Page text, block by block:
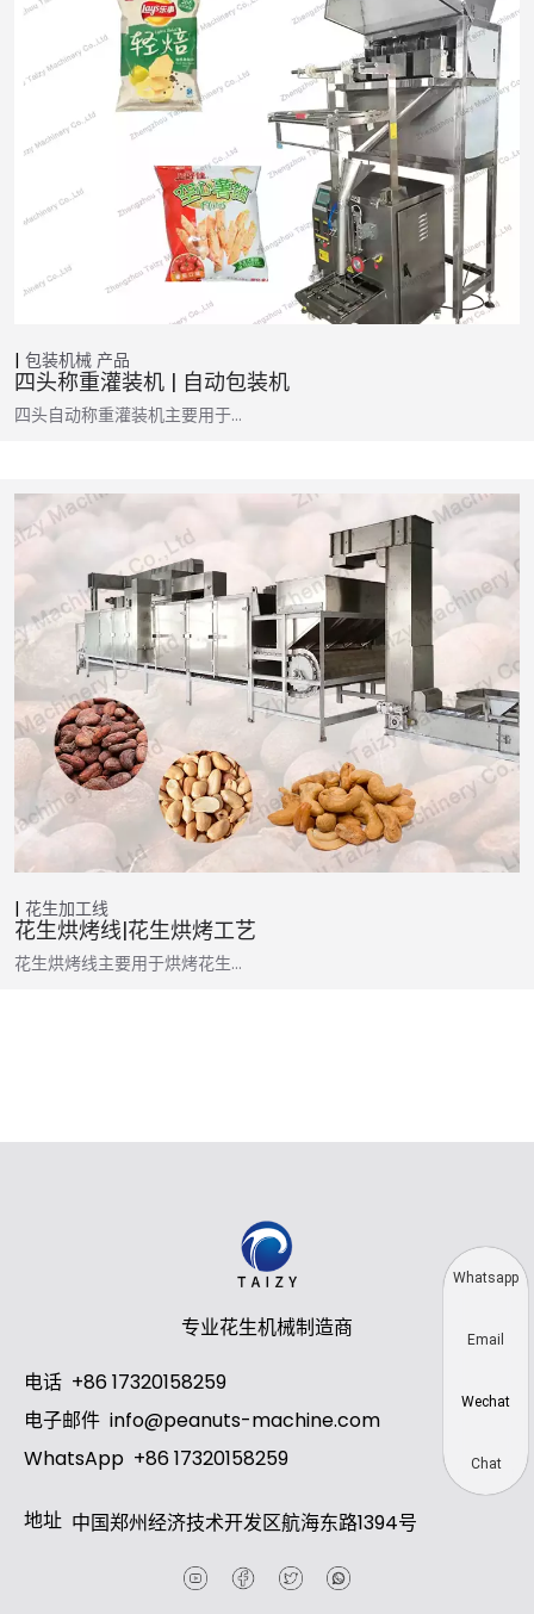
包装机械 产品
四头称重灌装机 | 自动包装机
四头自动称重灌装机主要用于…
花生加工线
花生烘烤线|花生烘烤工艺
花生烘烤线主要用于烘烤花生…
专业花生机械制造商
电话 +86 17320158259
电子邮件 info@peanuts-machine.com
WhatsApp +86 17320158259
地址 中国郑州经济技术开发区航海东路1394号
Whatsapp
Email
Wechat
Chat